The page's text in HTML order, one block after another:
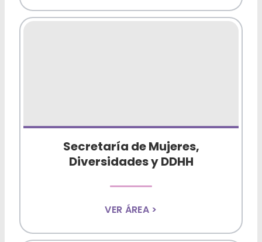
Secretaría de Mujeres,
Diversidades y DDHH
VER ÁREA >